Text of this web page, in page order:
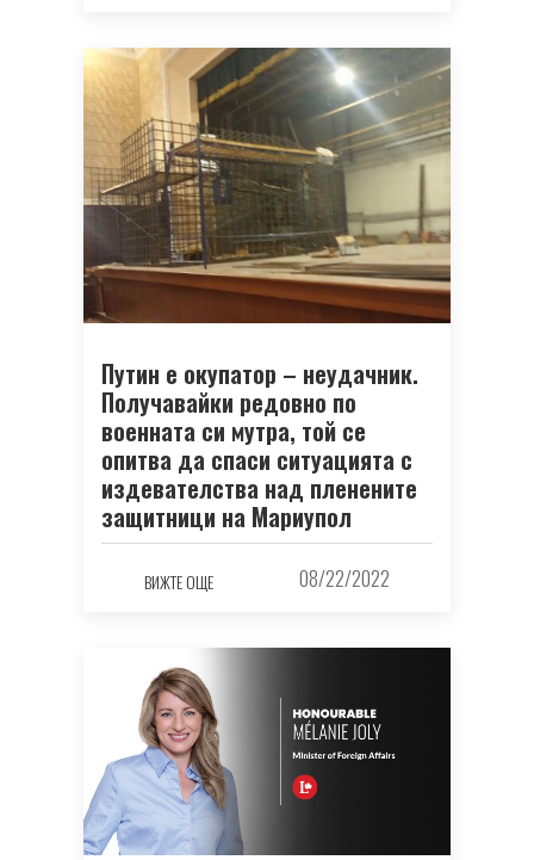
Путин е окупатор – неудачник.
Получавайки редовно по
военната си мутра, той се
опитва да спаси ситуацията с
издевателства над пленените
защитници на Мариупол
ВИЖТЕ ОЩЕ 08/22/2022